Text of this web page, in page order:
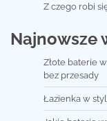
Z czego robi
Najnowsze
Złote baterie
bez przesady
Łazienka w